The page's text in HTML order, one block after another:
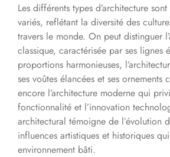
Les différents types d’architecture
variés, reflétant la diversité des
travers le monde. On peut distinguer
classique, caractérisée par ses lignes
proportions harmonieuses,
ses voûtes élancées et ses ornements
encore l’architecture moderne qui
fonctionnalité et l’innovation
architectural témoigne de l’évolution
influences artistiques et historiques
environnement bâti.